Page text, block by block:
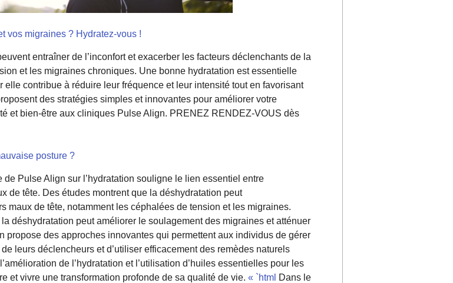
vos migraines ? Hydratez-vous !
entraîner de l’inconfort et exacerber les facteurs déclenchants de la
et les migraines chroniques. Une bonne hydratation est essentielle
contribue à réduire leur fréquence et leur intensité tout en favorisant
des stratégies simples et innovantes pour améliorer votre
et bien-être aux cliniques Pulse Align. PRENEZ RENDEZ-VOUS dès
posture ?
de Pulse Align sur l’hydratation souligne le lien essentiel entre
de tête. Des études montrent que la déshydratation peut
maux de tête, notamment les céphalées de tension et les migraines.
déshydratation peut améliorer le soulagement des migraines et atténuer
propose des approches innovantes qui permettent aux individus de gérer
leurs déclencheurs et d’utiliser efficacement des remèdes naturels
de l’hydratation et l’utilisation d’huiles essentielles pour les
et vivre une transformation profonde de sa qualité de vie. « `html Dans le